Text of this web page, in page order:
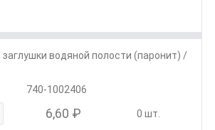
заглушки водяной полости (паронит) /
740-1002406
6,60 ₽ 0 шт.